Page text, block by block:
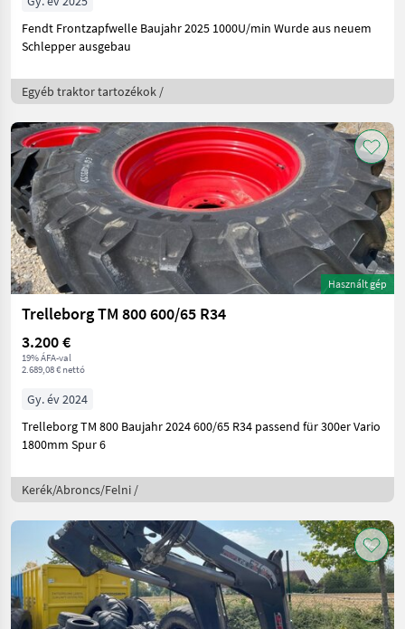
Fendt Frontzapfwelle Baujahr 2025 1000U/min Wurde aus neuem
Schlepper ausgebau
Egyéb traktor tartozékok /
Használt gép
Trelleborg TM 800 600/65 R34
3.200 €
19% ÁFA-val
2.689,08 € nettó
Gy. év 2024
Trelleborg TM 800 Baujahr 2024 600/65 R34 passend für 300er Vario
1800mm Spur 6
Kerék/Abroncs/Felni /